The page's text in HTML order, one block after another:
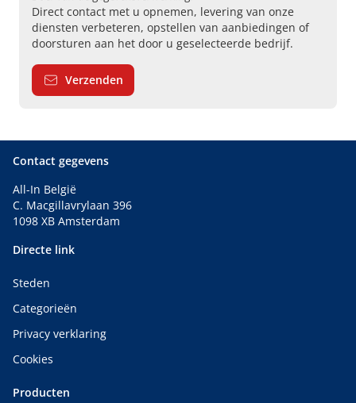
Direct contact met u opnemen, levering van onze
diensten verbeteren, opstellen van aanbiedingen of
doorsturen aan het door u geselecteerde bedrijf.
Verzenden
Contact gegevens
All-In België
C. Macgillavrylaan 396
1098 XB Amsterdam
Directe link
Steden
Categorieën
Privacy verklaring
Cookies
Producten